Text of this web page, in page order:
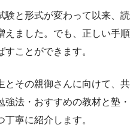
験と形式が変わって以来、読
えました。でも、正しい手順
ことができます。
とその親御さんに向けて、共
法・おすすめの教材と塾・
寧に紹介します。